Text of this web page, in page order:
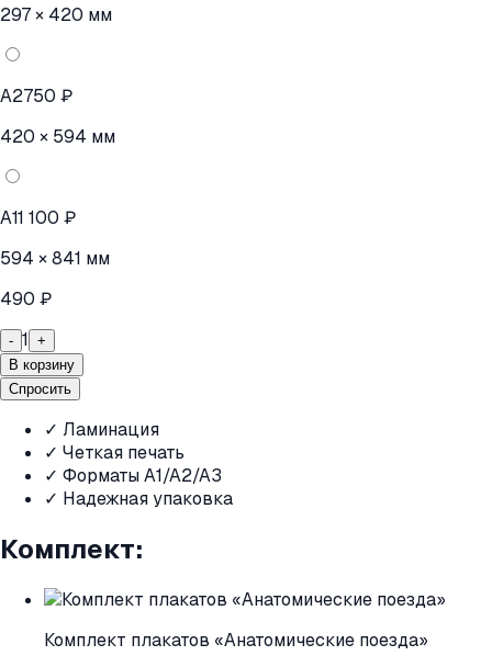
297 × 420 мм
A2750 ₽
420 × 594 мм
A11 100 ₽
594 × 841 мм
490 ₽
- 1 +
В корзину
Спросить
✓ Ламинация
✓ Четкая печать
✓ Форматы A1/A2/A3
✓ Надежная упаковка
Комплект:
Комплект плакатов «Анатомические поезда»